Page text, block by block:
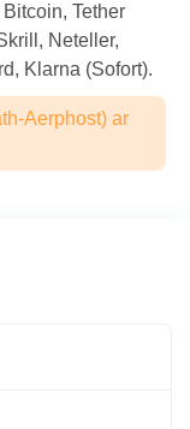
Tether
Neteller,
Klarna (Sofort).
Aerphost) ar